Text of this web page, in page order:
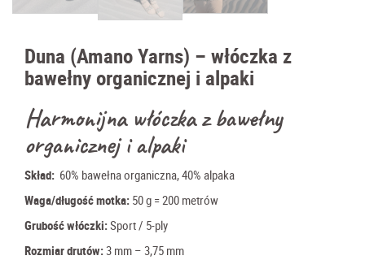
Duna (Amano Yarns) – włóczka z
bawełny organicznej i alpaki
Harmonijna włóczka z bawełny
organicznej i alpaki
Skład: 60% bawełna organiczna, 40% alpaka
Waga/długość motka: 50g = 200 metrów
Grubość włóczki:Sport / 5-ply
Rozmiar drutów:3 mm – 3,75 mm